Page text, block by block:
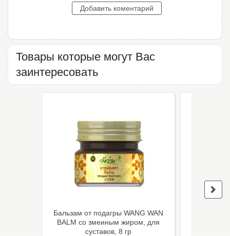
Товары которые могут Вас
заинтересовать
Бальзам от подагры WANG WAN
BALM со змеиным жиром, для
суставов, 8 гр